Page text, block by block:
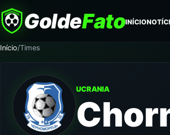
GoldeFatoINÍCIO
Início/Times
UCRANIA